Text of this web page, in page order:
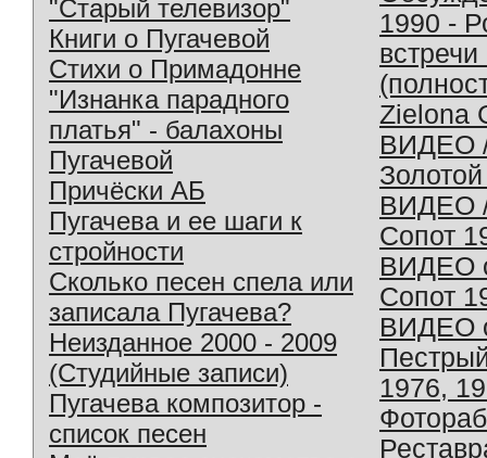
"Старый телевизор"
Книги о Пугачевой
Стихи о Примадонне
"Изнанка парадного
платья" - балахоны
Пугачевой
Причёски АБ
Пугачева и ее шаги к
стройности
Сколько песен спела или
записала Пугачева?
Неизданное 2000 - 2009
(Студийные записи)
Пугачева композитор -
список песен
1990 -
Zielona
ВИДЕО
ВИДЕО
Сопот
ВИДЕО
Сопот
ВИДЕО
1976,